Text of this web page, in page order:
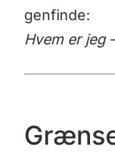
genfinde:
Hvem er jeg